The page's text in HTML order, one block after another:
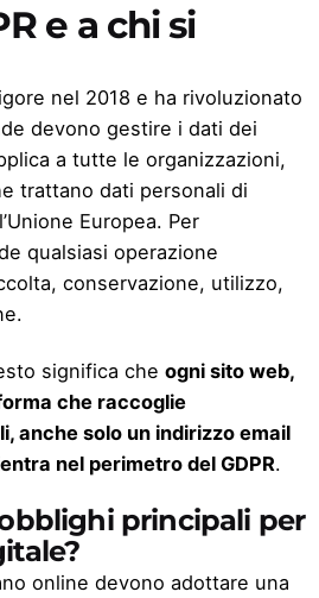
e a chi si
nel 2018 e ha rivoluzionato
devono gestire i dati dei
a tutte le organizzazioni,
trattano dati personali di
Europea. Per
qualsiasi operazione
conservazione, utilizzo,
significa che ogni sito web,
che raccoglie
anche solo un indirizzo email
nel perimetro del GDPR.
principali per
online devono adottare una